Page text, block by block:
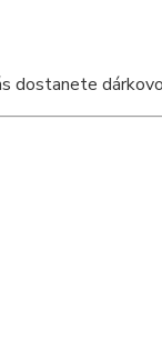
dostanete